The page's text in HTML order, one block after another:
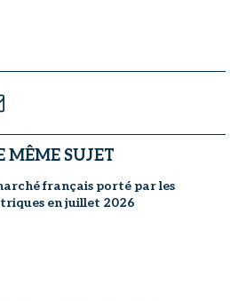
MÊME SUJET
français porté par les
en juillet 2026